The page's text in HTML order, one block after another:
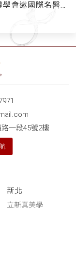
會邀國際名醫
一段45號2樓
新北
立新真美學